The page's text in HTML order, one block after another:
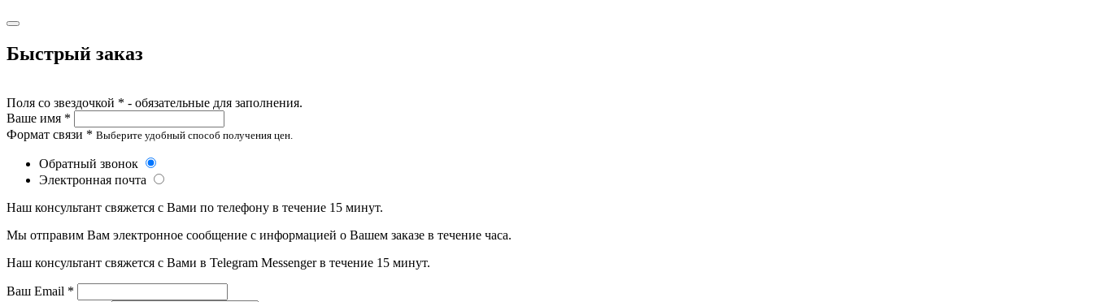
Быстрый заказ
Поля со звездочкой * - обязательные для заполнения.
Ваше имя *
Формат связи * Выберите удобный способ получения цен.
Обратный звонок
Электронная почта
Наш консультант свяжется с Вами по телефону в течение 15 минут.
Мы отправим Вам электронное сообщение с информацией о Вашем заказе в течение часа.
Наш консультант свяжется с Вами в Telegram Messenger в течение 15 минут.
Ваш Email *